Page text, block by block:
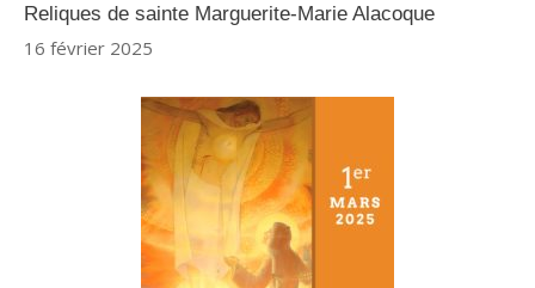
Reliques de sainte Marguerite-Marie Alacoque
16 février 2025